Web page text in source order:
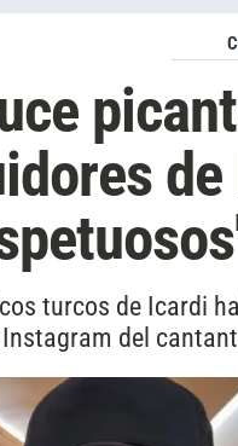
turcos de Icardi
del